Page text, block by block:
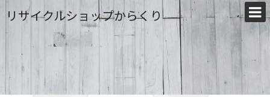
リサイクルショップからくり